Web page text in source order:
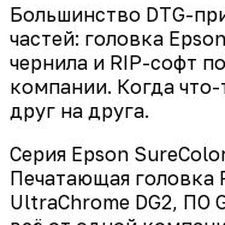
Большинство DTG-
частей: головка
чернила и RIP-софт
компании. Когда
друг на друга.
Серия Epson
Печатающая головка
UltraChrome DG2, ПО